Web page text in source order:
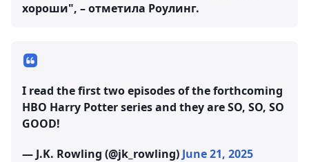
хороши", – отметила Роулинг.
I read the first two episodes of the forthcoming
HBO Harry Potter series and they are SO, SO, SO
GOOD!
— J.K. Rowling (@jk_rowling) June 21, 2025